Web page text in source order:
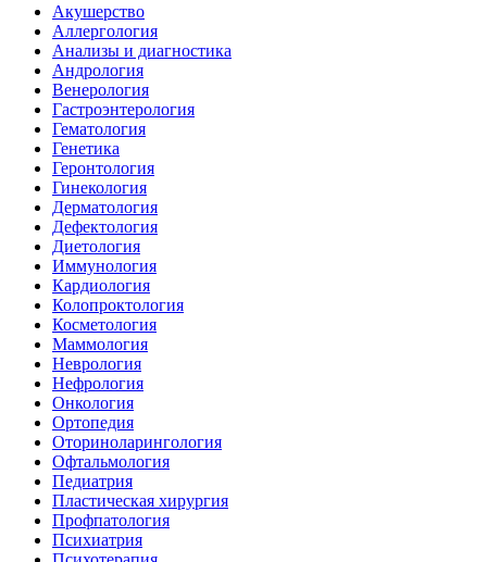
Акушерство
Аллергология
Анализы и диагностика
Андрология
Венерология
Гастроэнтерология
Гематология
Генетика
Геронтология
Гинекология
Дерматология
Дефектология
Диетология
Иммунология
Кардиология
Колопроктология
Косметология
Маммология
Неврология
Нефрология
Онкология
Ортопедия
Оториноларингология
Офтальмология
Педиатрия
Пластическая хирургия
Профпатология
Психиатрия